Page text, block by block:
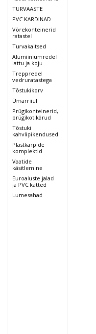
TURVAASTE
PVC KARDINAD
Võrekonteinerid
ratastel
Turvakaitsed
Alumiiniumredel
lattu ja koju
Treppredel
vedruratastega
Tõstukikorv
Ümarriiul
Prügikonteinerid,
prügikotikärud
Tõstuki
kahvlipikendused
Plastkarpide
komplektid
Vaatide
käsitlemine
Euroaluste jalad
ja PVC katted
Lumesahad